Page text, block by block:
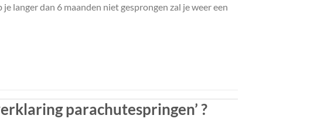
langer dan 6 maanden niet gesprongen zal je weer een
parachutespringen’ ?